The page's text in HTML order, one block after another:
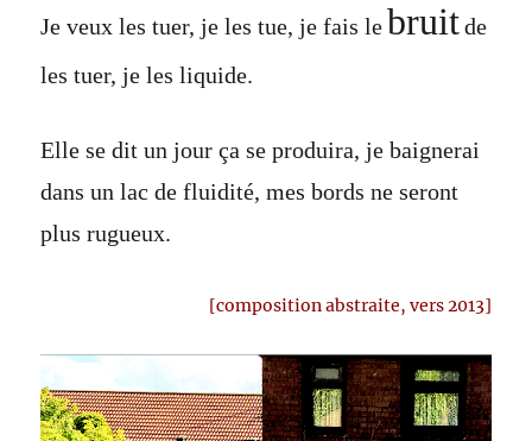
Je veux les tuer, je les tue, je fais le bruit de
les tuer, je les liquide.
Elle se dit un jour ça se produira, je baignerai
dans un lac de fluidité, mes bords ne seront
plus rugueux.
[composition abstraite, vers 2013]